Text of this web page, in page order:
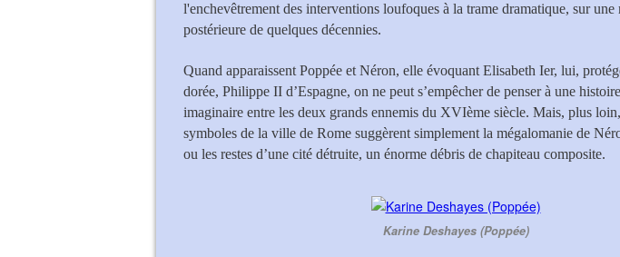
l'enchevêtrement des interventions loufoques à la trame dramatique, sur une
postérieure de quelques décennies.
Quand apparaissent Poppée et Néron, elle évoquant Elisabeth Ier, lui,
dorée, Philippe II d’Espagne, on ne peut s’empêcher de penser à une
imaginaire entre les deux grands ennemis du XVIème siècle. Mais, plus
symboles de la ville de Rome suggèrent simplement la mégalomanie de
ou les restes d’une cité détruite, un énorme débris de chapiteau composite.
Karine Deshayes (Poppée)